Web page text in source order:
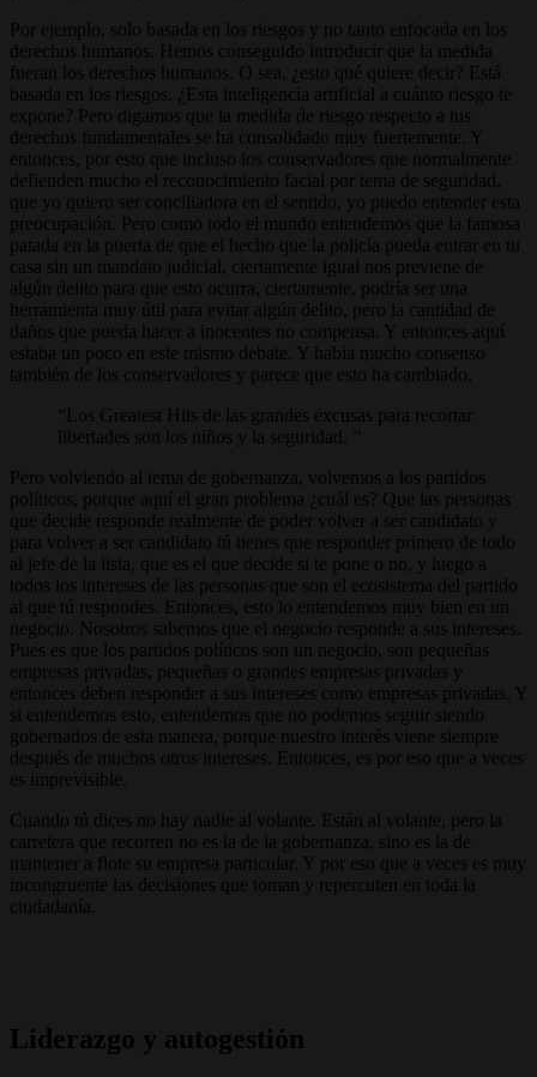
Por ejemplo, solo basada en los riesgos y no tanto enfocada en los
derechos humanos. Hemos conseguido introducir que la medida
fueran los derechos humanos. O sea, ¿esto qué quiere decir? Está
basada en los riesgos. ¿Esta inteligencia artificial a cuánto riesgo te
expone? Pero digamos que la medida de riesgo respecto a tus
derechos fundamentales se ha consolidado muy fuertemente. Y
entonces, por esto que incluso los conservadores que normalmente
defienden mucho el reconocimiento facial por tema de seguridad,
que yo quiero ser conciliadora en el sentido, yo puedo entender esta
preocupación. Pero como todo el mundo entendemos que la famosa
patada en la puerta de que el hecho que la policía pueda entrar en tu
casa sin un mandato judicial, ciertamente igual nos previene de
algún delito para que esto ocurra, ciertamente, podría ser una
herramienta muy útil para evitar algún delito, pero la cantidad de
daños que pueda hacer a inocentes no compensa. Y entonces aquí
estaba un poco en este mismo debate. Y había mucho consenso
también de los conservadores y parece que esto ha cambiado.
Los Greatest Hits de las grandes excusas para recortar
libertades son los niños y la seguridad.
Pero volviendo al tema de gobernanza, volvemos a los partidos
políticos, porque aquí el gran problema ¿cuál es? Que las personas
que decide responde realmente de poder volver a ser candidato y
para volver a ser candidato tú tienes que responder primero de todo
al jefe de la lista, que es el que decide si te pone o no, y luego a
todos los intereses de las personas que son el ecosistema del partido
al que tú respondes. Entonces, esto lo entendemos muy bien en un
negocio. Nosotros sabemos que el negocio responde a sus intereses.
Pues es que los partidos políticos son un negocio, son pequeñas
empresas privadas, pequeñas o grandes empresas privadas y
entonces deben responder a sus intereses como empresas privadas. Y
si entendemos esto, entendemos que no podemos seguir siendo
gobernados de esta manera, porque nuestro interés viene siempre
después de muchos otros intereses. Entonces, es por eso que a veces
es imprevisible.
Cuando tú dices no hay nadie al volante. Están al volante, pero la
carretera que recorren no es la de la gobernanza, sino es la de
mantener a flote su empresa particular. Y por eso que a veces es muy
incongruente las decisiones que toman y repercuten en toda la
ciudadanía.
Liderazgo y autogestión